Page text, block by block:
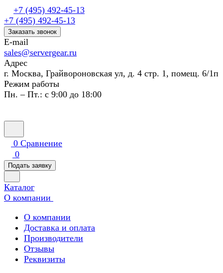
+7 (495) 492-45-13
+7 (495) 492-45-13
Заказать звонок
E-mail
sales@servergear.ru
Адрес
г. Москва, Грайвороновская ул, д. 4 стр. 1, помещ. 6/1п
Режим работы
Пн. – Пт.: с 9:00 до 18:00
0 Сравнение
0
Подать заявку
Каталог
О компании
О компании
Доставка и оплата
Производители
Отзывы
Реквизиты